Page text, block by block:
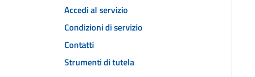
Accedi al servizio
Condizioni di servizio
Contatti
Strumenti di tutela